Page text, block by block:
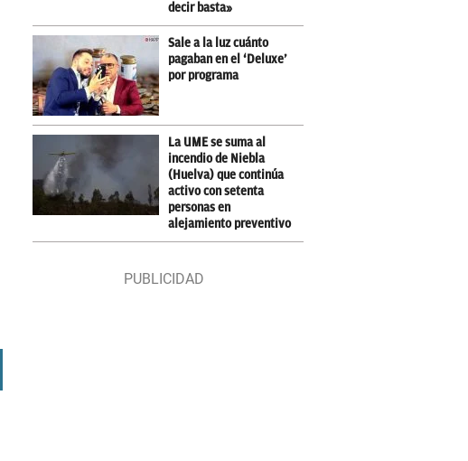
decir basta»
Sale a la luz cuánto
pagaban en el ‘Deluxe’
por programa
La UME se suma al
incendio de Niebla
(Huelva) que continúa
activo con setenta
personas en
alejamiento preventivo